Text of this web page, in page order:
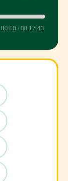
00:00 / 00:17:43